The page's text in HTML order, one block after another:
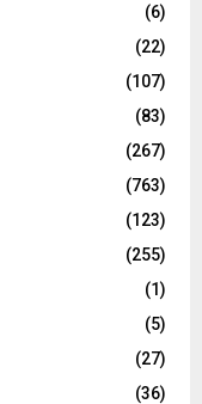
(6)
(22)
(107)
(83)
(267)
(763)
(123)
(255)
(1)
(5)
(27)
(36)